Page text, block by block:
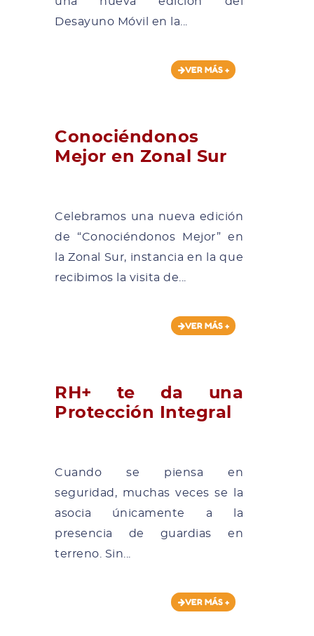
Desayuno Móvil en la...
VER MÁS +
Conociéndonos
Mejor en Zonal Sur
Celebramos una nueva edición
de “Conociéndonos Mejor” en
la Zonal Sur, instancia en la que
recibimos la visita de...
VER MÁS +
RH+ te da una
Protección Integral
Cuando se piensa en
seguridad, muchas veces se la
asocia únicamente a la
presencia de guardias en
terreno. Sin...
VER MÁS +